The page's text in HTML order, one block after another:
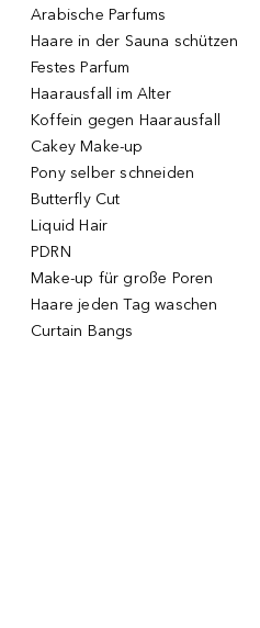
Arabische Parfums
Haare in der Sauna schützen
Festes Parfum
Haarausfall im Alter
Koffein gegen Haarausfall
Cakey Make-up
Pony selber schneiden
Butterfly Cut
Liquid Hair
PDRN
Make-up für große Poren
Haare jeden Tag waschen
Curtain Bangs